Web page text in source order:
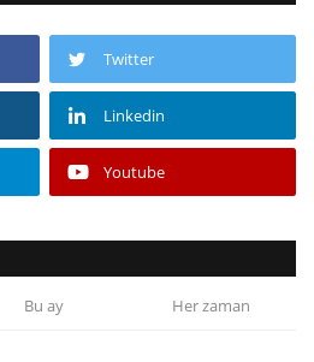
Twitter
Linkedin
Youtube
Bu ay Her zaman